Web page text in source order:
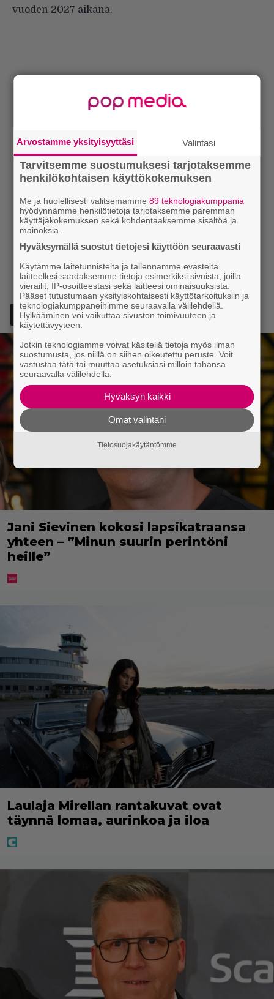
vuoden 2027 aikana.
Lisää Episodi Googlen suosituksi lähteeksi
Jani Sievinen kokosi lapsikatraansa
yhteen – ”Minun suurin perintöni
heille”
Laulaja Mirellan rantakuvat ovat
täynnä lomaa, aurinkoa ja iloa
Arvostamme yksityisyyttäsi Valintasi
Tarvitsemme suostumuksesi tarjotaksemme
henkilökohtaisen käyttökokemuksen
Me ja huolellisesti valitsemamme89 teknologiakumppania
hyödynnämme henkilötietoja tarjotaksemme paremman
käyttäjäkokemuksen sekä kohdentaaksemme sisältöä ja
mainoksia.
Hyväksymällä suostut tietojesi käyttöön seuraavasti
Käytämme laitetunnisteita ja tallennamme evästeitä
laitteellesi saadaksemme tietoja esimerkiksi sivuista, joilla
vierailit, IP-osoitteestasi sekä laitteesi ominaisuuksista.
Pääset tutustumaan yksityiskohtaisesti käyttötarkoituksiin ja
teknologiakumppaneihimme seuraavalla välilehdellä.
Hylkääminen voi vaikuttaa sivuston toimivuuteen ja
käytettävyyteen.
Jotkin teknologiamme voivat käsitellä tietoja myös ilman
suostumusta, jos niillä on siihen oikeutettu peruste. Voit
vastustaa tätä tai muuttaa asetuksiasi milloin tahansa
seuraavalla välilehdellä.
Hyväksyn kaikki
Omat valintani
Tietosuojakäytäntömme